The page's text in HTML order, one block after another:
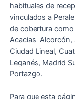
habituales de
vinculados a
de cobertura como
Acacias, Alcorcón,
Ciudad Lineal,
Leganés, Madrid
Portazgo.
Para que esta